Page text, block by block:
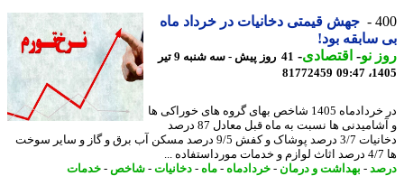
جهش قیمتی دخانیات در خرداد ماه
بود!
نو- اقتصادی-
41 روز پیش - سه شنبه 9 تیر
81772459
در خردادماه 1405 شاخص بهای گروه های خوراکی ها
و آشامیدنی ها نسبت به ماه قبل معادل 87 درصد
دخانیات 3/7 درصد پوشاک و کفش 9/5 درصد مسکن آب برق و گاز و سایر سوخت
-بهداشت و درمان -خردادماه -ماه-دخانیات-شاخص-خدمات